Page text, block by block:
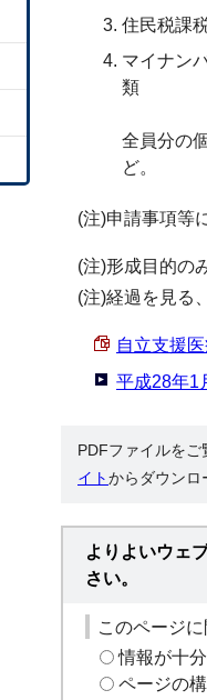
住民税課
マイナン
受
全員分の
(注)申請事項等
(注)形成目的の
(注)経過を見る
自立支援
平成28年1
PDFファイルを
イトからダウンロ
よりよいウェ
さい。
このページ
情報が十
ページの